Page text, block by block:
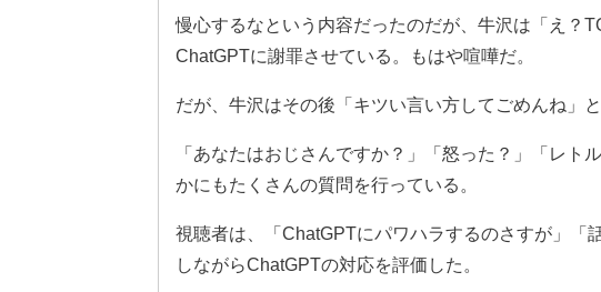
慢心するなという内容だったのだが、牛沢は「え？
ChatGPTに謝罪させている。もはや喧嘩だ。
だが、牛沢はその後「キツい言い方してごめんね」
「あなたはおじさんですか？」「怒った？」「レト
かにもたくさんの質問を行っている。
視聴者は、「ChatGPTにパワハラするのさすが」「
しながらChatGPTの対応を評価した。